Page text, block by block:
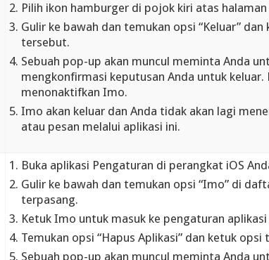
Pilih ikon hamburger di pojok kiri atas
Gulir ke bawah dan temukan opsi “Keluar” dan
tersebut.
Sebuah pop-up akan muncul meminta Anda
mengkonfirmasi keputusan Anda untuk keluar.
menonaktifkan Imo.
Imo akan keluar dan Anda tidak akan lagi
atau pesan melalui aplikasi ini.
Buka aplikasi Pengaturan di perangkat iOS
Gulir ke bawah dan temukan opsi “Imo” di
terpasang.
Ketuk Imo untuk masuk ke pengaturan aplikasi
Temukan opsi “Hapus Aplikasi” dan ketuk opsi
Sebuah pop-up akan muncul meminta Anda